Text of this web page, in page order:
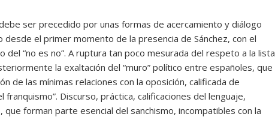
ser precedido por unas formas de acercamiento y diálogo
el primer momento de la presencia de Sánchez, con el
del “no es no”. A ruptura tan poco mesurada del respeto a la lista
la exaltación del “muro” político entre españoles, que
de las mínimas relaciones con la oposición, calificada de
franquismo”. Discurso, práctica, calificaciones del lenguaje,
que forman parte esencial del sanchismo, incompatibles con la